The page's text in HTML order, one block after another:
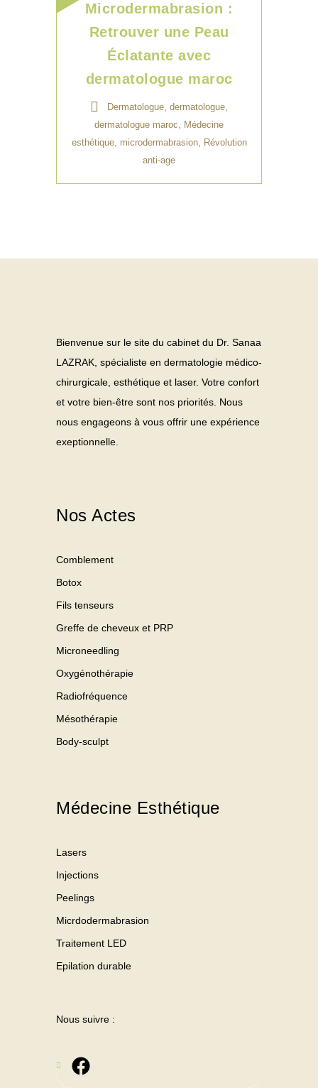
Microdermabrasion :
Retrouver une Peau
Éclatante avec
dermatologue maroc
Dermatologue dermatologue
dermatologue maroc
Médecine
esthétique, microdermabrasion,
Révolution
anti-age
Bienvenue sur le site du cabinet du Dr. Sanaa
LAZRAK, spécialiste en dermatologie médico-
chirurgicale, esthétique et laser. Votre confort
et votre bien-être sont nos priorités. Nous
nous engageons à vous offrir une expérience
exeptionnelle.
Nos Actes
Comblement
Botox
Fils tenseurs
Greffe de cheveux et PRP
Microneedling
Oxygénothérapie
Radiofréquence
Mésothérapie
Body-sculpt
Médecine Esthétique
Lasers
Injections
Peelings
Micrdodermabrasion
Traitement LED
Epilation durable
Nous suivre :